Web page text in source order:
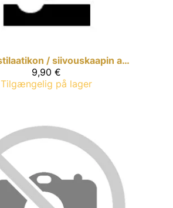
Postilaatikon / siivouskaapin avain
9,90 €
Tilgængelig på lager